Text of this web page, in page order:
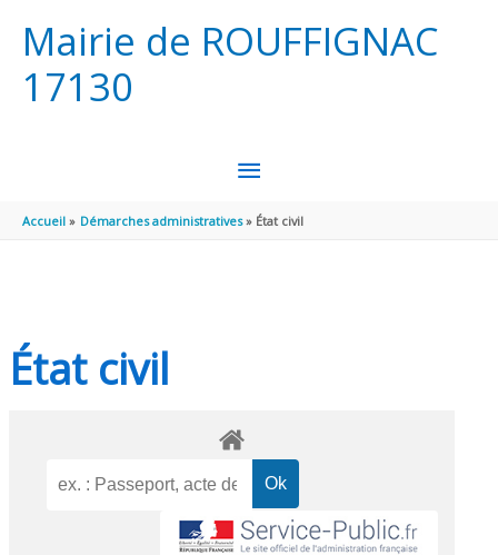
Mairie de ROUFFIGNAC
17130
MENU
PRINCIPAL
Accueil Démarches administratives État civil
État civil